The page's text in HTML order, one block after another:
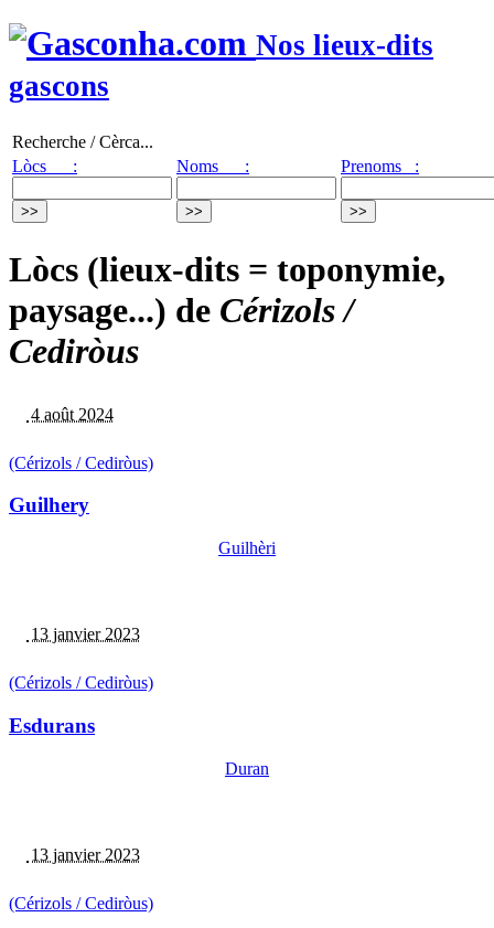
Nos lieux-dits
gascons
Recherche / Cèrca...
Lòcs :
Noms : Prenoms :
Lòcs (lieux-dits = toponymie,
paysage...) de Cérizols /
Cediròus
4 août 2024
(Cérizols / Cediròus)
Guilhery
Guilhèri
13 janvier 2023
(Cérizols / Cediròus)
Esdurans
Duran
13 janvier 2023
(Cérizols / Cediròus)